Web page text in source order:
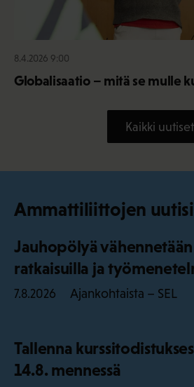
8.4.2026 9:00
Globalisaatio – mitä se mulle
Kaikki uutiset
Ammattiliittojen
Jauhopölyä
ratkaisuilla ja
7.8.2026 Ajankohtaista – SEL
Tallenna
14.8. mennessä